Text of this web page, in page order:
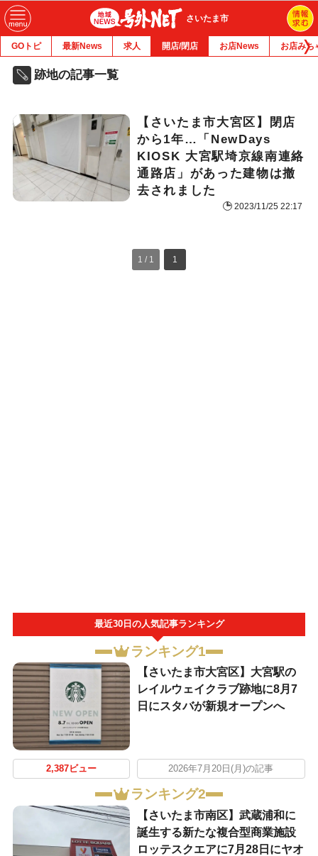
さいたま市
GOトピ 最新News 求人 開店/閉店 お店News お店みち
跡地の記事一覧
【さいたま市大宮区】閉店
から1年…「NewDays
KIOSK 大宮駅埼京線南連絡
通路店」があった建物は撤
去されました
2023/11/25 22:17
1 / 1 1
最近30日の人気記事ランキング
ランキング1
【さいたま市大宮区】大宮駅の
レイルウェイクラブ跡地に8月7
日にスタバが新規オープンへ
2,387ビュー 2026年7月20日(月)の記事
ランキング2
【さいたま市南区】武蔵浦和に
誕生する新たな複合型商業施設
ロッテスクエアに7月28日にヤオ